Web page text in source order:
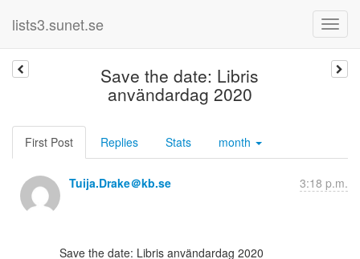
lists3.sunet.se
Save the date: Libris
användardag 2020
First Post Replies Stats month
Tuija.Drake＠kb.se 3:18 p.m.